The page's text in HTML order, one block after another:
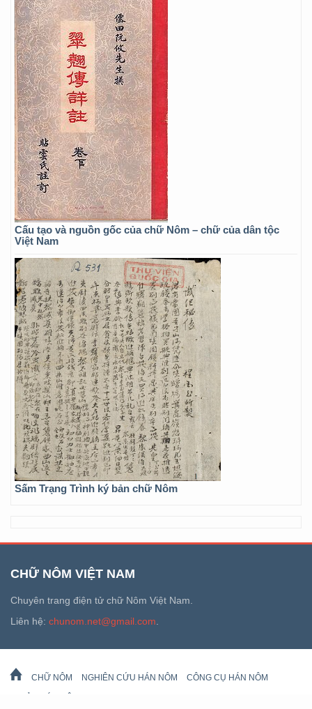
Cấu tạo và nguồn gốc của chữ Nôm – chữ của dân tộc
Việt Nam
Sấm Trạng Trình ký bản chữ Nôm
CHỮ NÔM VIỆT NAM
Chuyên trang điện tử chữ Nôm Việt Nam.
Liên hệ: chunom.net@gmail.com
CHỮ NÔM NGHIÊN CỨU HÁN NÔM CÔNG CỤ HÁN NÔM